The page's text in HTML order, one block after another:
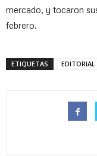
mercado, y tocaron
febrero.
ETIQUETAS EDITORIAL